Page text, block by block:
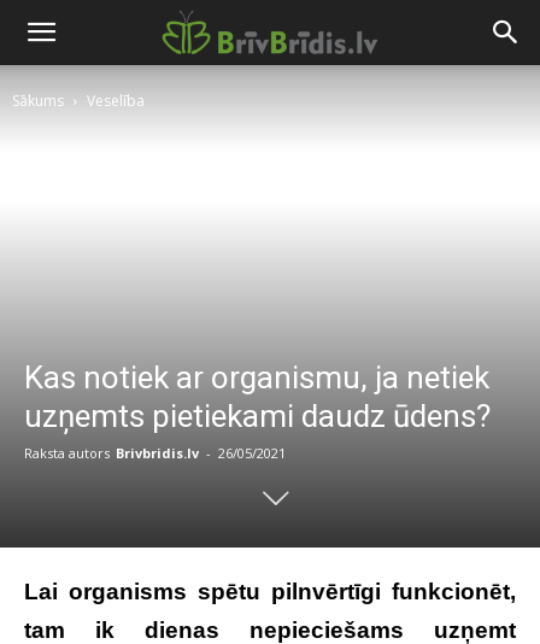
Sākums Veselība
Kas notiek ar organismu, ja netiek
uzņemts pietiekami daudz ūdens?
Raksta autors Brivbridis.lv - 26/05/2021
Lai organisms spētu pilnvērtīgi funkcionēt,
tam ik dienas nepieciešams uzņemt